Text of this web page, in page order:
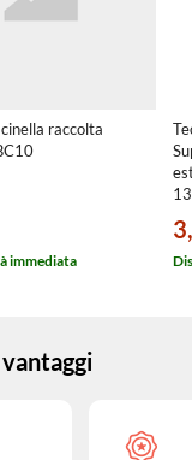
raccolta
immediata